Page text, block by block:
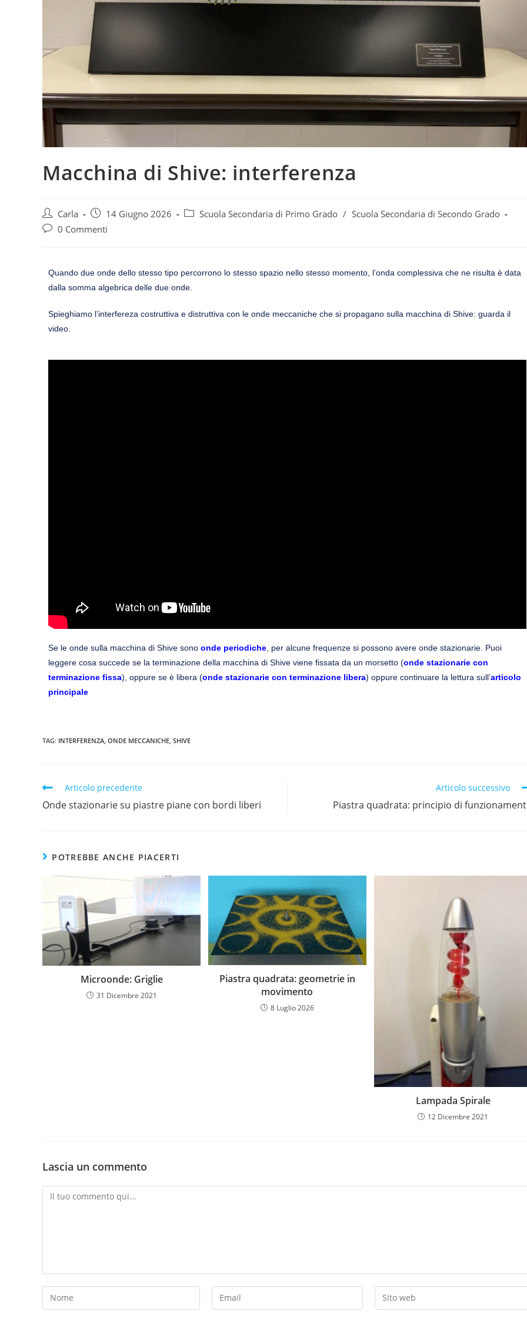
Macchina di Shive: interferenza
Carla 14 Giugno 2026 Scuola Secondaria di Primo Grado / Scuola Secondaria di Secondo Grado
0 Commenti
Quando due onde dello stesso tipo percorrono lo stesso spazio nello stesso momento, l’onda complessiva che ne risulta è data
dalla somma algebrica delle due onde.
Spieghiamo l’interfereza costruttiva e distruttiva con le onde meccaniche che si propagano sulla macchina di Shive: guarda il
video.
Se le onde sulla macchina di Shive sono onde periodiche , per alcune frequenze si possono avere onde stazionarie. Puoi
leggere cosa succede se la terminazione della macchina di Shive viene fissata da un morsetto (onde stazionarie con
terminazione fissa), oppure se è libera (onde stazionarie con terminazione libera) oppure continuare la lettura sull’articolo
principale
TAG: INTERFERENZA ONDE MECCANICHE SHIVE
Articolo precedente
Onde stazionarie su piastre piane con bordi liberi
Articolo successivo
Piastra quadrata: principio di
POTREBBE ANCHE PIACERTI
Microonde: Griglie
31 Dicembre 2021
Piastra quadrata: geometrie in
movimento
8 Luglio 2026
Lampada Spirale
12 Dicembre 2021
Lascia un commento